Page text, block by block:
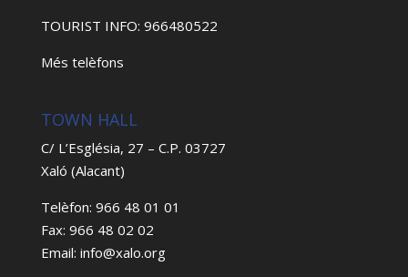
TOURIST INFO: 966480522
Més telèfons
TOWN HALL
C/ L’Església, 27 – C.P. 03727
Xaló (Alacant)
Telèfon: 966 48 01 01
Fax: 966 48 02 02
Email: info@xalo.org